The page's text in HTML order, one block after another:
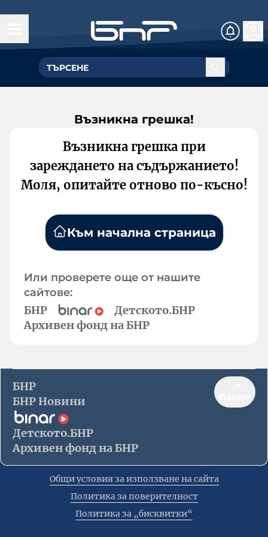
Възникна грешка!
Възникна грешка при
зареждането на съдържанието!
Моля, опитайте отново по-късно!
Към начална страница
Или проверете още от нашите
сайтове:
БНР
Детското.БНР
Архивен фонд на БНР
БНР
БНР Новини
Детското.БНР
Архивен фонд на БНР
Общи условия за използване на сайта
Политика за поверителност
Политика за „бисквитки“